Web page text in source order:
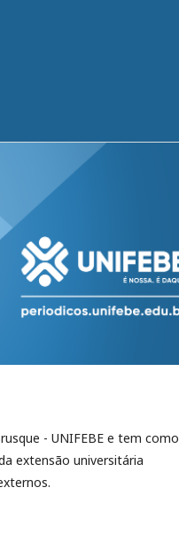
- UNIFEBE e tem como
extensão universitária